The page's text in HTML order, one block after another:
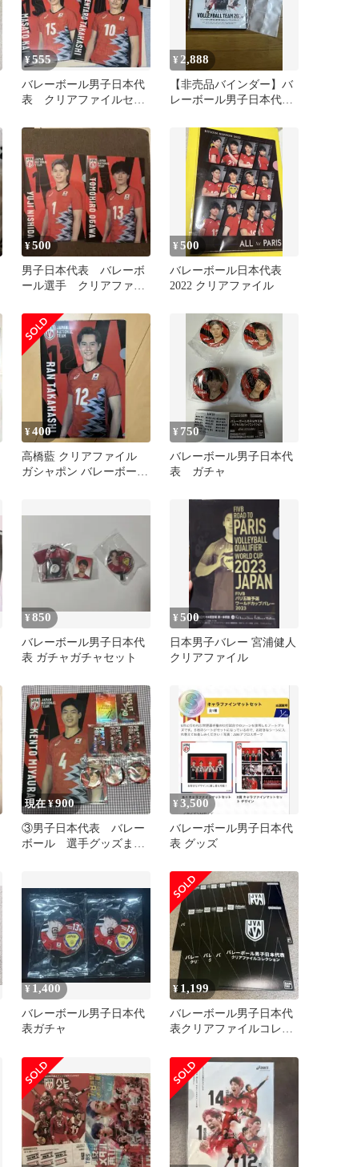
¥555
バレーボール男子日本代
表 クリアファイルセッ
¥ 2,888
【非売品バインダー】バ
レーボール男子日本代表
¥500
男子日本代表 バレーボ
ール選手 クリアファイ
¥500
バレーボール日本代表
2022 クリアファイル
¥400
高橋藍 クリアファイル
ガシャポン バレーボール
¥ 750
バレーボール男子日本代
表 ガチャ
¥850
バレーボール男子日本代
表 ガチャガチャセット
¥500
日本男子バレー 宮浦健人
クリアファイル
現在 ¥900
③男子日本代表 バレー
ボール 選手グッズまと
¥3,500
バレーボール男子日本代
表 グッズ
¥ 1,400
バレーボール男子日本代
表ガチャ
¥ 1,199
バレーボール男子日本代
表クリアファイルコレク